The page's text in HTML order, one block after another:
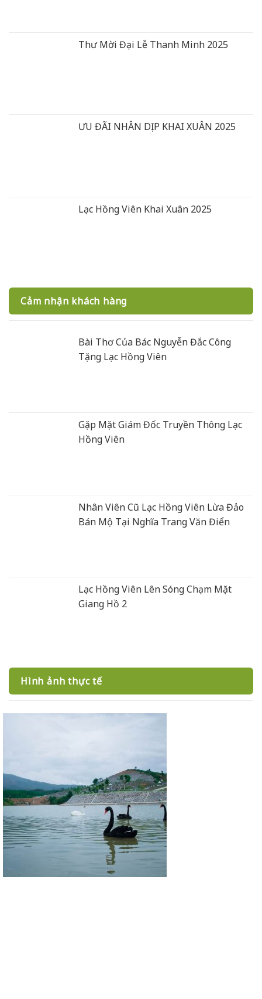
Thư Mời Đại Lễ Thanh Minh 2025
ƯU ĐÃI NHÂN DỊP KHAI XUÂN 2025
Lạc Hồng Viên Khai Xuân 2025
Cảm nhận khách hàng
Bài Thơ Của Bác Nguyễn Đắc Công
Tặng Lạc Hồng Viên
Gặp Mặt Giám Đốc Truyền Thông Lạc
Hồng Viên
Nhân Viên Cũ Lạc Hồng Viên Lừa Đảo
Bán Mộ Tại Nghĩa Trang Văn Điển
Lạc Hồng Viên Lên Sóng Chạm Mặt
Giang Hồ 2
Hình ảnh thực tế